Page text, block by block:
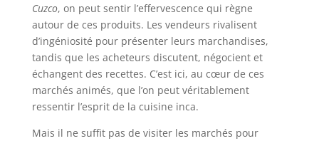
Cuzco, on peut sentir l’effervescence qui règne
autour de ces produits. Les vendeurs rivalisent
d’ingéniosité pour présenter leurs marchandises,
tandis que les acheteurs discutent, négocient et
échangent des recettes. C’est ici, au cœur de ces
marchés animés, que l’on peut véritablement
ressentir l’esprit de la cuisine inca.
Mais il ne suffit pas de visiter les marchés pour